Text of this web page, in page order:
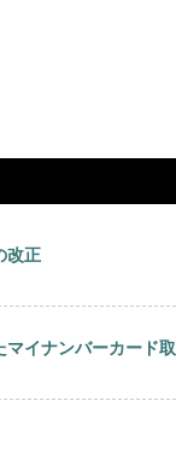
改正
マイナンバーカード取